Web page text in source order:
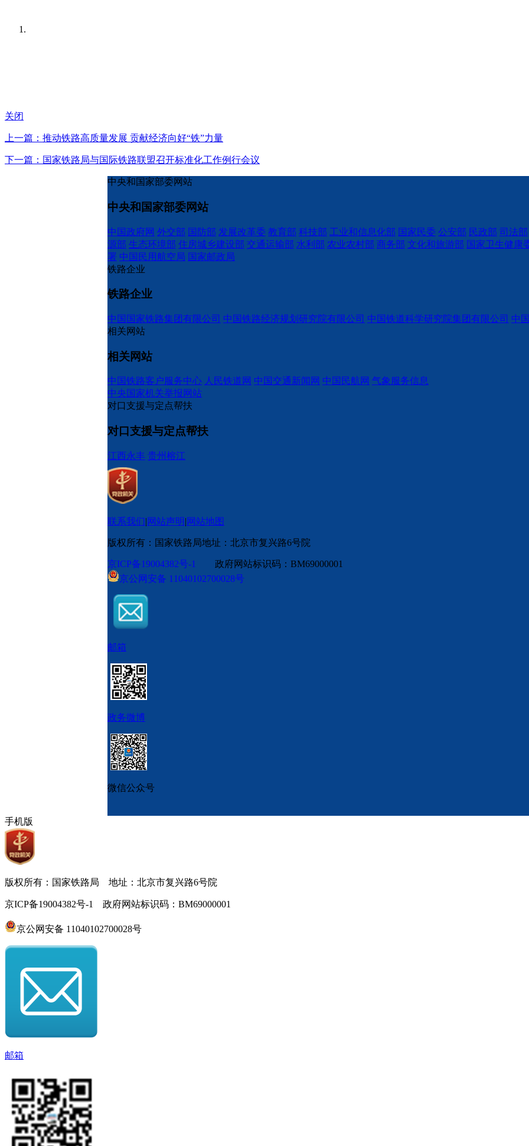
关闭
上一篇：推动铁路高质量发展 贡献经济向好“铁”力量
下一篇：国家铁路局与国际铁路联盟召开标准化工作例行会议
中央和国家部委网站
中央和国家部委网站
中国政府网 外交部 国防部 发展改革委 教育部 科技部 工业和信息化部 国家民委 公安部 民政部 司法部
源部 生态环境部 住房城乡建设部 交通运输部 水利部 农业农村部 商务部 文化和旅游部 国家卫生健康
署 中国民用航空局 国家邮政局
铁路企业
铁路企业
中国国家铁路集团有限公司 中国铁路经济规划研究院有限公司 中国铁道科学研究院集团有限公司 中
相关网站
相关网站
中国铁路客户服务中心 人民铁道网 中国交通新闻网 中国民航网 气象服务信息
中央国家机关举报网站
对口支援与定点帮扶
对口支援与定点帮扶
江西永丰 贵州榕江
联系我们|网站声明|网站地图
版权所有：国家铁路局地址：北京市复兴路6号院
京ICP备19004382号-1
政府网站标识码：BM69000001
京公网安备 11040102700028号
邮箱
政务微博
微信公众号
手机版
版权所有：国家铁路局 地址：北京市复兴路6号院
京ICP备19004382号-1 政府网站标识码：BM69000001
京公网安备 11040102700028号
邮箱